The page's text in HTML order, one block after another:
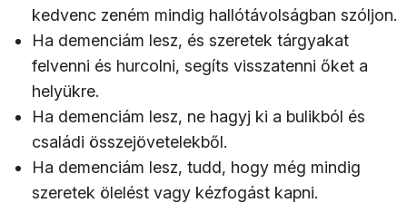
kedvenc zeném mindig hallótávolságban szóljon.
Ha demenciám lesz, és szeretek tárgyakat
felvenni és hurcolni, segíts visszatenni őket a
helyükre.
Ha demenciám lesz, ne hagyj ki a bulikból és
családi összejövetelekből.
Ha demenciám lesz, tudd, hogy még mindig
szeretek ölelést vagy kézfogást kapni.